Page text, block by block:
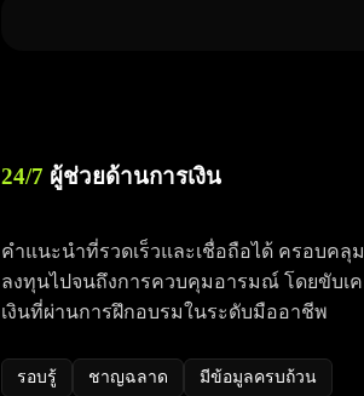
24/7 ผู้ช่วยด้านการเงิน
คำแนะนำที่รวดเร็วและเชื่อถือได้ ครอบคลุ
ลงทุนไปจนถึงการควบคุมอารมณ์ โดยขับเ
เงินที่ผ่านการฝึกอบรมในระดับมืออาชีพ
รอบรู้ ชาญฉลาด มีข้อมูลครบถ้วน